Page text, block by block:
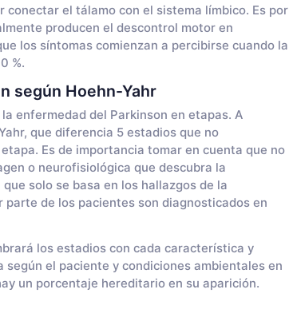
el tálamo con el sistema límbico. Es por
producen el descontrol motor en
los síntomas comienzan a percibirse cuando la
%.
según Hoehn-Yahr
enfermedad del Parkinson en etapas. A
que diferencia 5 estadios que no
Es de importancia tomar en cuenta que no
o neurofisiológica que descubra la
solo se basa en los hallazgos de la
de los pacientes son diagnosticados en
los estadios con cada característica y
el paciente y condiciones ambientales en
un porcentaje hereditario en su aparición.